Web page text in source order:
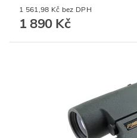
1 561,98 Kč bez DPH
1 890 Kč